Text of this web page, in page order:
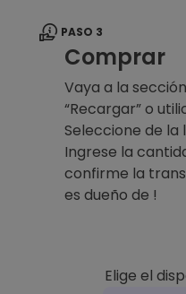
PASO 3
Comprar
Vaya a la
“Recargar” o
Seleccione de
Ingrese la
confirme la
es dueño de !
Elige el